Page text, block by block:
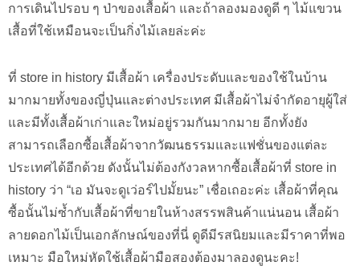
การเดินไปรอบ ๆ ป่าของเสื้อผ้า และถ้าลองมองดูดี ๆ ไม้แขวน
เสื้อที่ใช้เหมือนจะเป็นกิ่งไม้เลยล่ะค่ะ
ที่ store in history มีเสื้อผ้า เครื่องประดับและของใช้ในบ้าน
มากมายทั้งของญี่ปุ่นและต่างประเทศ มีเสื้อผ้าไม่จำกัดอายุผู้ใส่
และมีทั้งเสื้อผ้าเก่าและใหม่อยู่รวมกันมากมาย อีกทั้งยัง
สามารถเลือกซื้อเสื้อผ้าจากวัฒนธรรมและแฟชั่นของแต่ละ
ประเทศได้อีกด้วย ดังนั้นไม่ต้องกังวลหากซื้อเสื้อผ้าที่ store in
history ว่า “เอ มันจะดูเว่อร์ไปมั้ยนะ” เชื่อเถอะค่ะ เสื้อผ้าที่คุณ
ซื้อนั้นไม่ซ้ำกับเสื้อผ้าที่ขายในห้างสรรพสินค้าแน่นอน เสื้อผ้า
ลายดอกไม้เป็นเอกลักษณ์ของที่นี่ ดูดีมีรสนิยมและมีราคาที่พอ
เหมาะ มือใหม่หัดใช้เสื้อผ้ามือสองต้องมาลองดูนะคะ!